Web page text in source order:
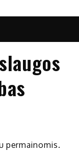
permainomis.